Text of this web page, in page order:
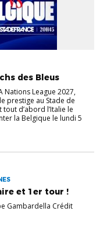
des Bleus
Nations League 2027,
prestige au Stade de
d’abord l’Italie le
la Belgique le lundi 5
et 1er tour !
Gambardella Crédit